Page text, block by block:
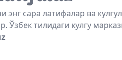
энг сара латифалар ва
Ўзбек тилидаги кулгу